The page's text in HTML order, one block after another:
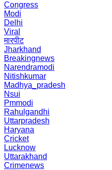
Congress
Modi
Delhi
Viral
मारपीट
Jharkhand
Breakingnews
Narendramodi
Nitishkumar
Madhya_pradesh
Nsui
Pmmodi
Rahulgandhi
Uttarpradesh
Haryana
Cricket
Lucknow
Uttarakhand
Crimenews